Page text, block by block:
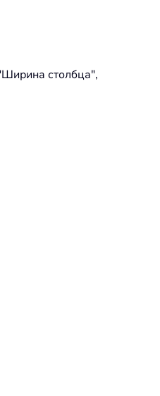
столбца",